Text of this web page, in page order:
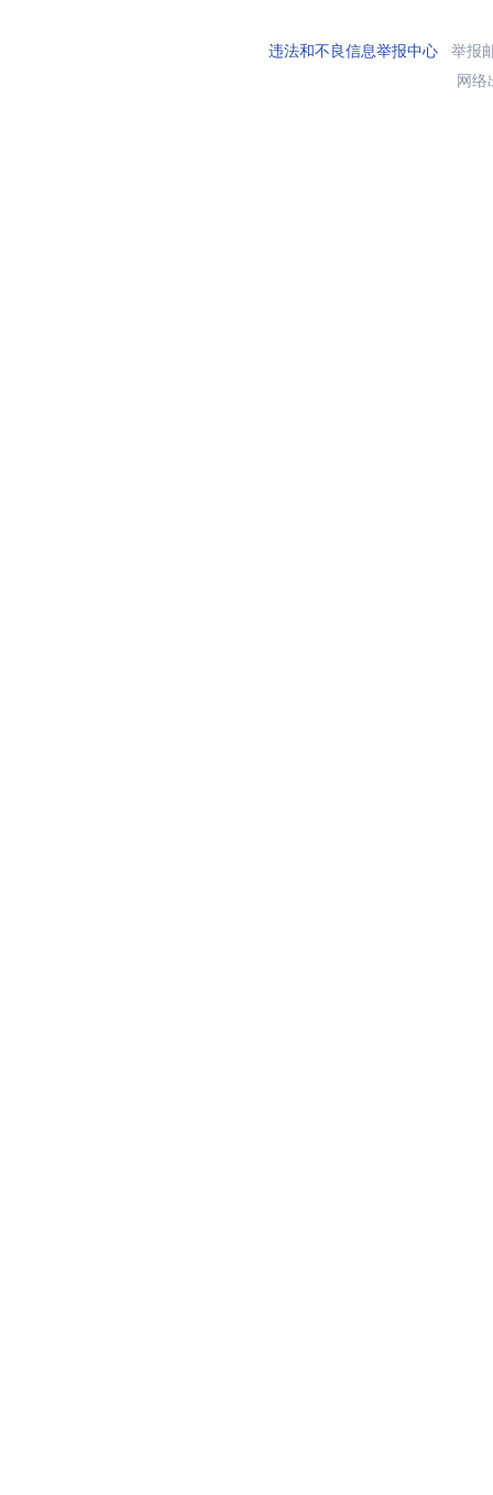
违法和不良信息举报中心举报
网